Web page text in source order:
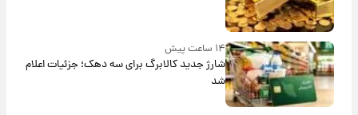
۱۴ ساعت پیش
شارژ جدید کالابرگ برای سه دهک؛ جزئیات اعلام
شد